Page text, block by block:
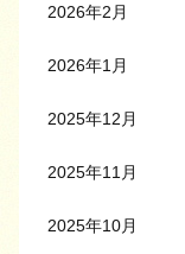
2026年2月
2026年1月
2025年12月
2025年11月
2025年10月